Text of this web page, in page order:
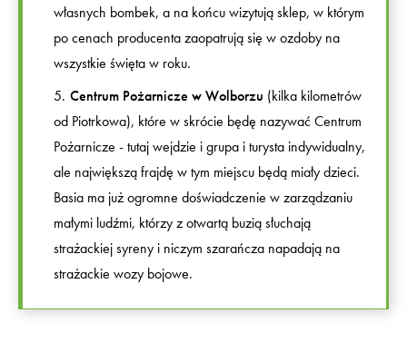
własnych bombek, a na końcu wizytują sklep, w którym
po cenach producenta zaopatrują się w ozdoby na
wszystkie święta w roku.
Centrum Pożarnicze w Wolborzu (kilka kilometrów
od Piotrkowa), które w skrócie będę nazywać Centrum
Pożarnicze - tutaj wejdzie i grupa i turysta indywidualny,
ale największą frajdę w tym miejscu będą miały dzieci.
Basia ma już ogromne doświadczenie w zarządzaniu
małymi ludźmi, którzy z otwartą buzią słuchają
strażackiej syreny i niczym szarańcza napadają na
strażackie wozy bojowe.